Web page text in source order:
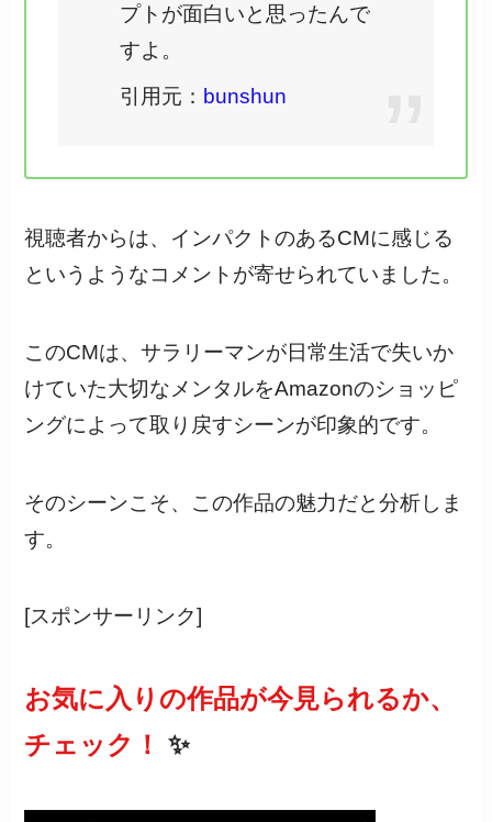
プトが面白いと思ったんで
すよ。
引用元： bunshun
視聴者からは、インパクトのあるCMに感じる
というようなコメントが寄せられていました。
このCMは、サラリーマンが日常生活で失いか
けていた大切なメンタルをAmazonのショッピ
ングによって取り戻すシーンが印象的です。
そのシーンこそ、この作品の魅力だと分析しま
す。
[スポンサーリンク]
お気に入りの作品が今見られるか、
チェック！
✨